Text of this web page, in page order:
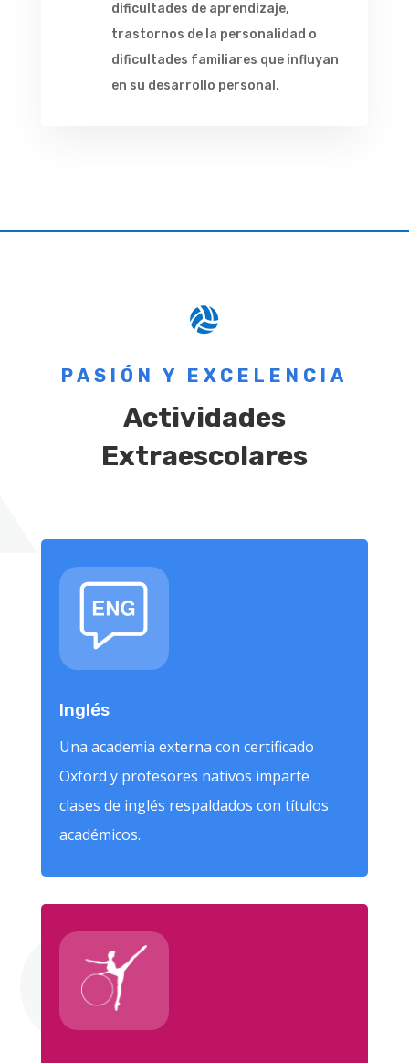
dificultades de aprendizaje,
trastornos de la personalidad o
dificultades familiares que influyan
en su desarrollo personal.

PASIÓN Y EXCELENCIA
Actividades
Extraescolares
Inglés
Una academia externa con certificado
Oxford y profesores nativos imparte
clases de inglés respaldados con títulos
académicos.